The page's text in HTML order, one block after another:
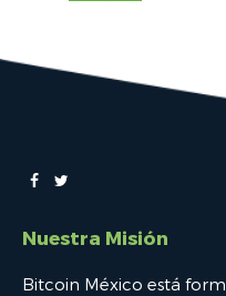
Nuestra Misión
Bitcoin México está